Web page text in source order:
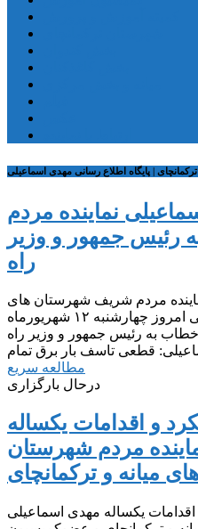
ترکمانچای | پایگاه اطلاع رسانی مهدی اسماعیلی
نماینده مردم
رئیس جمهور و وزیر
راه
مردم شریف شهرستان های
میانه و ترکمانچای در جلسه علنی امروز چهارشنبه ۱۲ شهریورماه
خطاب به رئیس جمهور و وزیر راه
مطالعه سریع
درحال بارگزاری
و اقدامات یکساله
مردم شهرستان
میانه و ترکمانچای
یکساله مهدی اسماعیلی